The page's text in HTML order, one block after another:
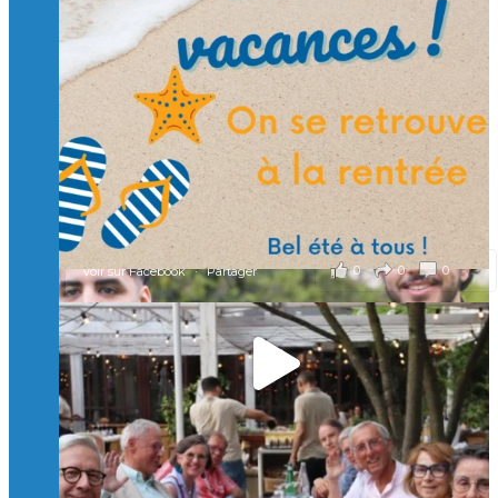
et contribuons ensemble à former les générations
d’ingénieurs de demain. 🙏
Merci à tous !
🎯 Taxe d’apprentissage 2026 : avec l'Isep, investissez pour
un numérique au service de l'humain !
À l’Isep, nous formons des ingénieurs, des bachelors, des
Mastères Spécialisés, qui allient excellence technologique et
valeurs humaines, au cœur de notre pro
...Voir plus
il y a 2 mois
0 0 0
Voir sur Facebook · Partager
🚀Afterwork à Genève 🚀
🥳 Le 22 avril dernier, 14 Alumni vivant / travaillant
en Suisse ont partagé un moment convivial de
retrouvailles et d'échanges !
Merci à tous pour votre présence et à Alexandre